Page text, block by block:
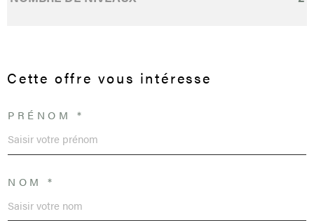
Cette offre vous intéresse
PRÉNOM *
NOM *